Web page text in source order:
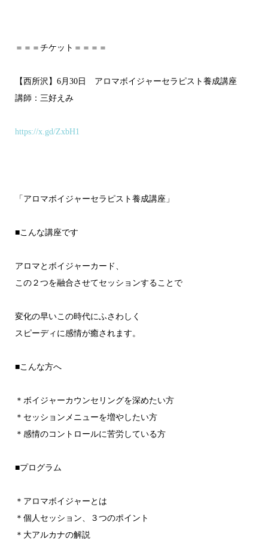
＝＝＝チケット＝＝＝＝
【西所沢】6月30日 アロマボイジャーセラピスト養成講座
講師：三好えみ
https://x.gd/ZxbH1
「アロマボイジャーセラピスト養成講座」
■こんな講座です
アロマとボイジャーカード、
この２つを融合させてセッションすることで
変化の早いこの時代にふさわしく
スピーディに感情が癒されます。
■こんな方へ
＊ボイジャーカウンセリングを深めたい方
＊セッションメニューを増やしたい方
＊感情のコントロールに苦労している方
■プログラム
＊アロマボイジャーとは
＊個人セッション、３つのポイント
＊大アルカナの解説